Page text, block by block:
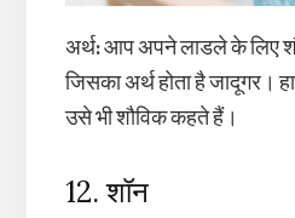
अर्थ:आप अपने लाडले के लिए
जिसका अर्थ होता है जादूगर।
उसे भी शौविक कहते हैं।
12. शॉन